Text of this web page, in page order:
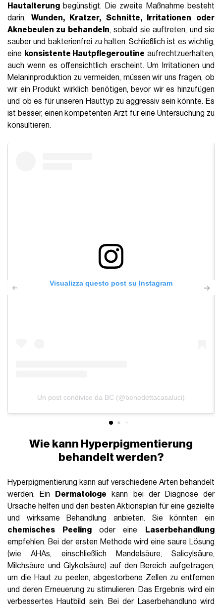
Hautalterung begünstigt. Die zweite Maßnahme besteht
darin, Wunden, Kratzer, Schnitte, Irritationen oder
Aknebeulen zu behandeln, sobald sie auftreten, und sie
sauber und bakterienfrei zu halten. Schließlich ist es wichtig,
eine konsistente Hautpflegeroutine aufrechtzuerhalten,
auch wenn es offensichtlich erscheint. Um Irritationen und
Melaninproduktion zu vermeiden, müssen wir uns fragen, ob
wir ein Produkt wirklich benötigen, bevor wir es hinzufügen
und ob es für unseren Hauttyp zu aggressiv sein könnte. Es
ist besser, einen kompetenten Arzt für eine Untersuchung zu
konsultieren.
Visualizza questo post su Instagram
Un post condiviso da BC (@benedettacasaluci)
Wie kann Hyperpigmentierung
behandelt werden?
Hyperpigmentierung kann auf verschiedene Arten behandelt
werden. Ein
Dermatologe kann bei der Diagnose der
Ursache helfen und den besten Aktionsplan für eine gezielte
und wirksame Behandlung anbieten. Sie könnten ein
chemisches Peelingoder eine
Laserbehandlung
empfehlen. Bei der ersten Methode wird eine saure Lösung
(wie AHAs, einschließlich Mandelsäure, Salicylsäure,
Milchsäure und Glykolsäure) auf den Bereich aufgetragen,
um die Haut zu peelen, abgestorbene Zellen zu entfernen
und deren Erneuerung zu stimulieren. Das Ergebnis wird ein
verbessertes Hautbild sein. Bei der Laserbehandlung wird